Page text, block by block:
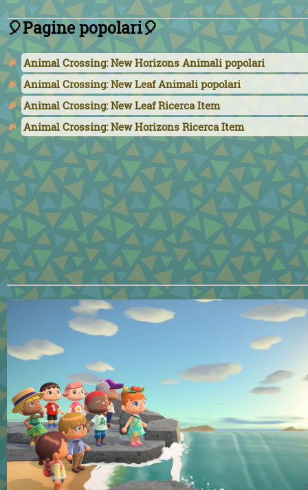
🎈Pagine popolari🎈
Animal Crossing: New Horizons Animali popolari
Animal Crossing: New Leaf Animali popolari
Animal Crossing: New Leaf Ricerca Item
Animal Crossing: New Horizons Ricerca Item